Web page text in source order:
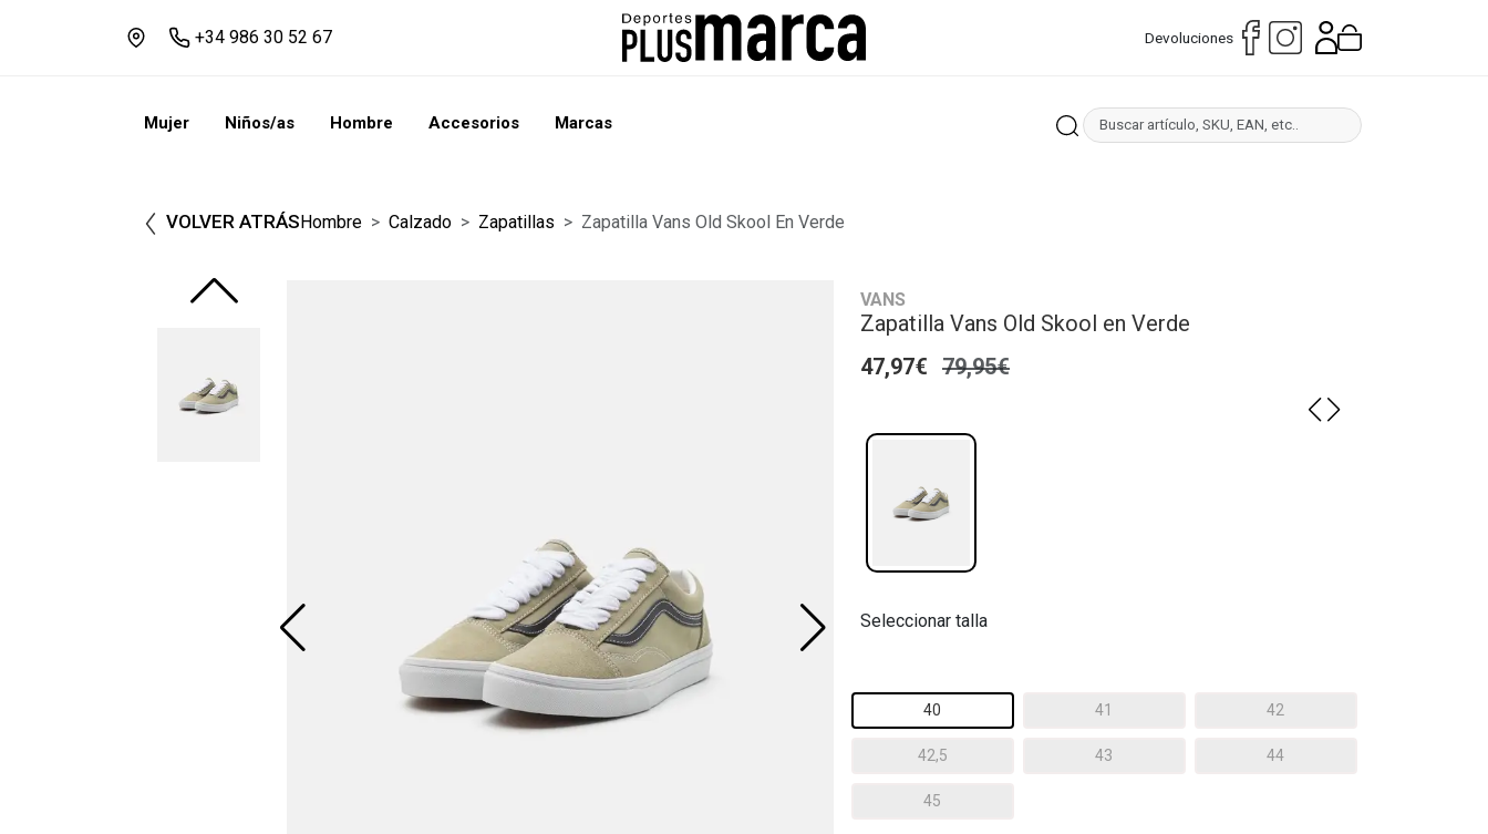
+34 986 30 52 67 Devoluciones
Mujer Niños/as Hombre Accesorios Marcas
VOLVER ATRÁSHombre Calzado Zapatillas Zapatilla Vans Old Skool En Verde
VANS
Zapatilla Vans Old Skool en Verde
47,97€ 79,95€
Seleccionar talla
40 41 42
42,5 43 44
45